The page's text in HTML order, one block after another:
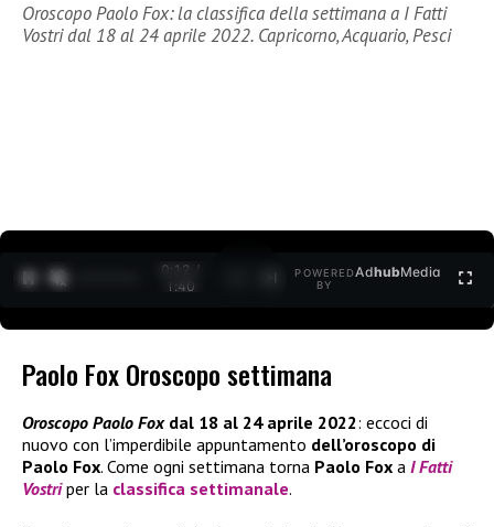
Oroscopo Paolo Fox: la classifica della settimana a I Fatti
Vostri dal 18 al 24 aprile 2022. Capricorno, Acquario, Pesci
0:12 /
1:40
POWERED
BY
AdhubMedia
Paolo Fox Oroscopo settimana
Oroscopo Paolo Fox dal 18 al 24 aprile 2022: eccoci di
nuovo con l’imperdibile appuntamento dell’oroscopo di
Paolo Fox. Come ogni settimana torna Paolo Fox a I Fatti
Vostriper la classifica settimanale.